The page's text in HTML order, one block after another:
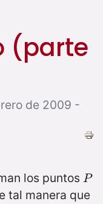
(parte
de 2009 -
los puntos P
P
tal manera que